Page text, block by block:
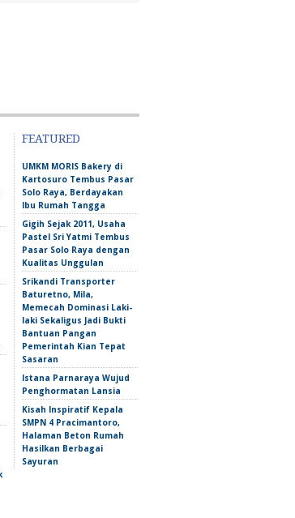
FEATURED
UMKM MORIS Bakery di
Kartosuro Tembus Pasar
Solo Raya, Berdayakan
Ibu Rumah Tangga
Gigih Sejak 2011, Usaha
Pastel Sri Yatmi Tembus
Pasar Solo Raya dengan
Kualitas Unggulan
Srikandi Transporter
Baturetno, Mila,
Memecah Dominasi Laki-
laki Sekaligus Jadi Bukti
Bantuan Pangan
Pemerintah Kian Tepat
Sasaran
Istana Parnaraya Wujud
Penghormatan Lansia
Kisah Inspiratif Kepala
SMPN 4 Pracimantoro,
Halaman Beton Rumah
Hasilkan Berbagai
Sayuran